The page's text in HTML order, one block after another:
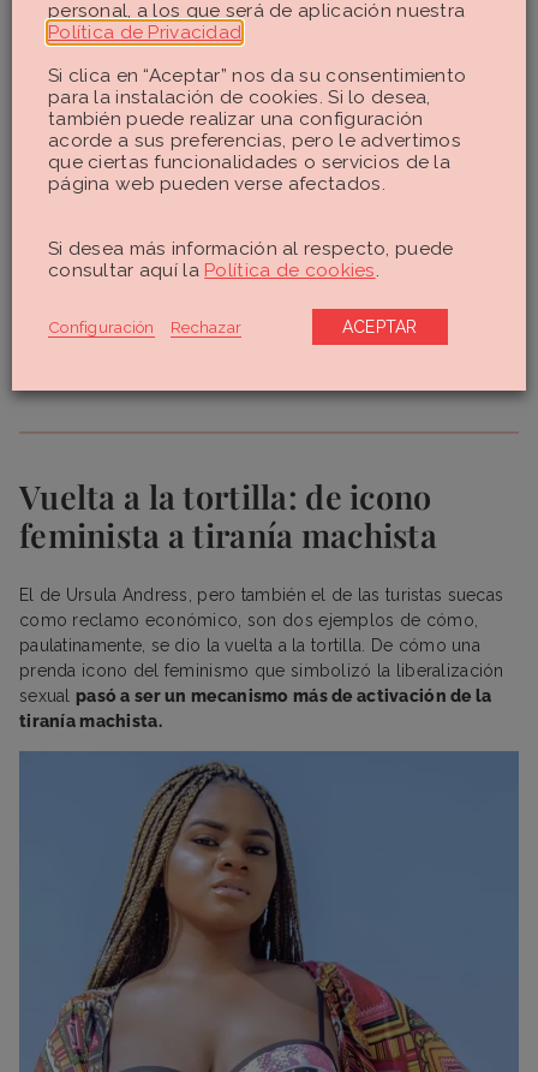
No fue fácil contar con el visto
bueno del régimen, pero la
aportación económica de los
y Benidorm se convirtió (todavía lo
es) en uno de los destinos
costeros de España por
Vuelta a la tortilla: de icono
feminista a tiranía machista
El de Ursula Andress, pero también el de las turistas suecas
como reclamo económico, son dos ejemplos de cómo,
paulatinamente, se dio la vuelta a la tortilla. De cómo una
prenda icono del feminismo que simbolizó la liberalización
sexualpasó a ser un mecanismo más de activación de la
tiranía machista.
personal, a los que será de aplicación nuestra
Política de Privacidad
Si clica en “Aceptar” nos da su consentimiento
para la instalación de cookies. Si lo desea,
también puede realizar una configuración
acorde a sus preferencias, pero le advertimos
que ciertas funcionalidades o servicios de la
página web pueden verse afectados.
Si desea más información al respecto, puede
consultar aquí la Política de cookies.
Configuración Rechazar ACEPTAR